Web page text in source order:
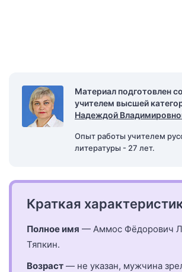
Материал подготовлен
учителем высшей
Надеждой
Опыт работы учителем
литературы - 27 лет.
Краткая
Полное имя — Аммос Фёдорович
Тяпкин.
Возраст — не указан, мужчина